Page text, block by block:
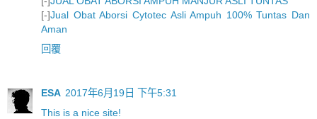
[-]Jual Obat Aborsi Cytotec Asli Ampuh 100% Tuntas Dan
Aman
回覆
ESA 2017年6月19日 下午5:31
This is a nice site!